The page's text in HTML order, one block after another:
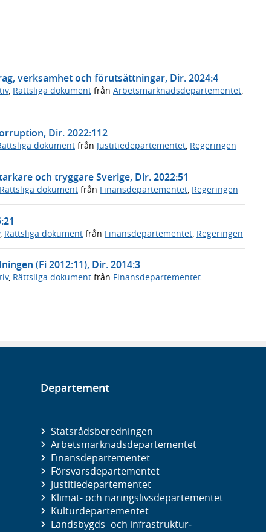
verksamhet och förutsättningar, Dir. 2024:4
, Rättsliga dokument från Arbetsmarknadsdepartementet
Dir. 2022:112
dokument från Justitiedepartementet, Regeringen
och tryggare Sverige, Dir. 2022:51
Rättsliga dokument från Finansdepartementet, Regeringen
, Rättsliga dokument från Finansdepartementet Regeringen
(Fi 2012:11), Dir. 2014:3
, Rättsliga dokument från Finansdepartementet
Departement
Statsrådsberedningen
Arbetsmarknads­departementet
Finans­departementet
Försvars­departementet
Justitie­departementet
Klimat- och näringslivs­departementet
Kultur­departementet
Landsbygds- och infrastruktur­